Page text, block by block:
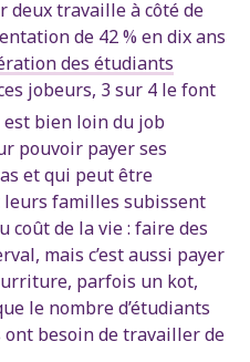
deux travaille à côté de
de 42 % en dix ans
des étudiants
jobeurs, 3 sur 4 le font
est bien loin du job
pouvoir payer ses
et qui peut être
familles subissent
coût de la vie : faire des
mais c’est aussi payer
parfois un kot,
le nombre d’étudiants
ont besoin de travailler de